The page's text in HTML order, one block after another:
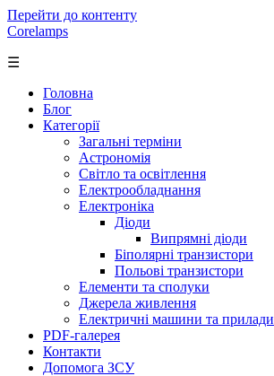
Перейти до контенту
Corelamps
☰
Головна
Блог
Категорії
Загальні терміни
Астрономія
Світло та освітлення
Електрообладнання
Електроніка
Діоди
Випрямні діоди
Біполярні транзистори
Польові транзистори
Елементи та сполуки
Джерела живлення
Електричні машини та прилади
PDF-галерея
Контакти
Допомога ЗСУ